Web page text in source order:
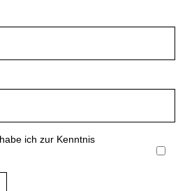
habe ich zur Kenntnis